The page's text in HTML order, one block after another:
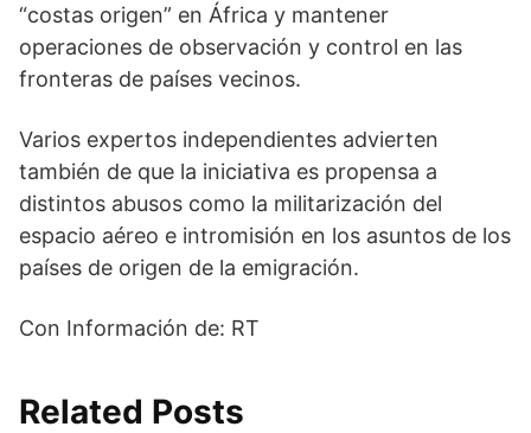
“costas origen” en África y mantener
operaciones de observación y control en las
fronteras de países vecinos.
Varios expertos independientes advierten
también de que la iniciativa es propensa a
distintos abusos como la militarización del
espacio aéreo e intromisión en los asuntos de los
países de origen de la emigración.
Con Información de: RT
Related Posts